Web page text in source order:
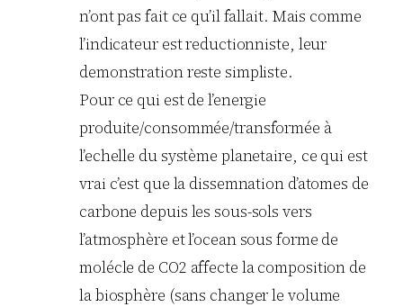
n’ont pas fait ce qu’il fallait. Mais comme
l’indicateur est reductionniste, leur
demonstration reste simpliste.
Pour ce qui est de l’energie
produite/consommée/transformée à
l’echelle du système planetaire, ce qui est
vrai c’est que la dissemnation d’atomes de
carbone depuis les sous-sols vers
l’atmosphère et l’ocean sous forme de
molécle de CO2 affecte la composition de
la biosphère (sans changer le volume